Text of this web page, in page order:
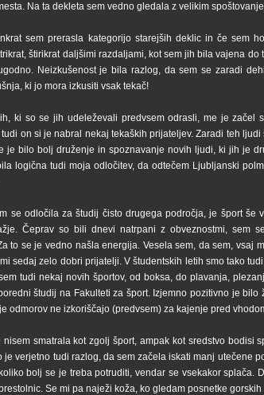
Na ta dekleta sem vedno gledala z velikim
sem prerasla kategorijo starejših deklic in če sem
štirikrat daljšimi razdaljami, kot sem jih bila vajena do
Neizkušenost je bila razlog, da sem se zaradi
ki jo mora izkusiti vsak tekač!
ki so se jih udeleževali predvsem odrasli, me je začel
on si je nabral nekaj tekaških prijateljev. Zaradi teh
je bilo bolj druženje in spoznavanje novih ljudi, ki jih je
logična tudi moja odločitev, da odtečem Ljubljanski
se odločila za študij čisto drugega področja, je šport še
Čeprav so bili dnevi natrpani z obveznostmi, sem
to se je vedno našla energija. Vesela sem, da sem, vsaj
sedaj zelo dobri prijatelji. V študentskih letih smo tako
tudi nekaj novih športov, od boksa, do plavanja,
študij na Fakulteti za šport. Izjemno pozitivno je bilo
odmorov ne izkoriščajo (predvsem) za kajenje pred
nisem smatrala kot zgolj šport, ampak kot sredstvo bodisi
je verjetno tudi razlog, da sem začela iskati manj utečene
bolj se je treba potruditi, vendar se vsekakor splača.
Se mi pa naježi koža, ko gledam posnetke